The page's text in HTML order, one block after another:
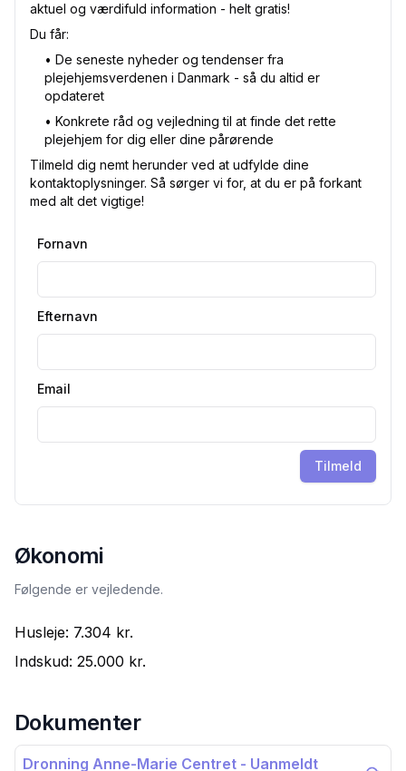
aktuel og værdifuld information - helt gratis!
Du får:
•⁠ De seneste nyheder og tendenser fra
plejehjemsverdenen i Danmark - så du altid er
opdateret
•⁠ Konkrete råd og vejledning til at finde det rette
plejehjem for dig eller dine pårørende
Tilmeld dig nemt herunder ved at udfylde dine
kontaktoplysninger. Så sørger vi for, at du er på forkant
med alt det vigtige!
Fornavn
Efternavn
Email
Tilmeld
Økonomi
Følgende er vejledende.
Husleje: 7.304 kr.
Indskud: 25.000 kr.
Dokumenter
Dronning Anne-Marie Centret - Uanmeldt